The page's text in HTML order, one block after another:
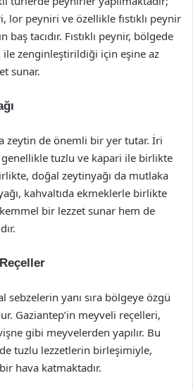
lor peyniri ve özellikle fıstıklı peynir
baş tacıdır. Fıstıklı peynir, bölgede
ile zenginleştirildiği için eşine az
sunar.
zeytin de önemli bir yer tutar. İri
tuzlu ve kapari ile birlikte
doğal zeytinyağı da mutlaka
kahvaltıda ekmeklerle birlikte
bir lezzet sunar hem de
sebzelerin yanı sıra bölgeye özgü
Gaziantep’in meyveli reçelleri,
gibi meyvelerden yapılır. Bu
tuzlu lezzetlerin birleşimiyle,
hava katmaktadır.